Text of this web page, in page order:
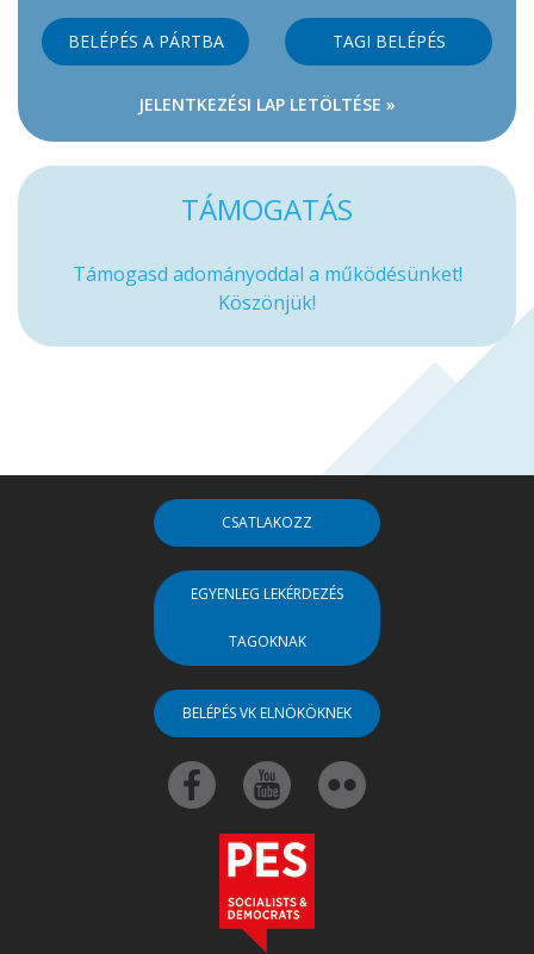
BELÉPÉS A PÁRTBA TAGI BELÉPÉS
JELENTKEZÉSI LAP LETÖLTÉSE »
TÁMOGATÁS
Támogasd adományoddal a működésünket!
Köszönjük!
CSATLAKOZZ
EGYENLEG LEKÉRDEZÉS
TAGOKNAK
BELÉPÉS VK ELNÖKÖKNEK